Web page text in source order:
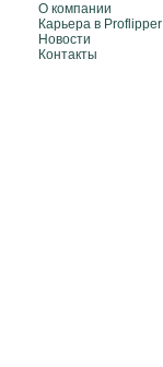
О компании
Карьера в Proflipper
Новости
Контакты